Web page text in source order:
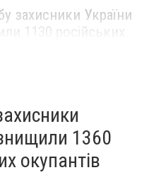
захисники України
1130 російських
1360
окупантів